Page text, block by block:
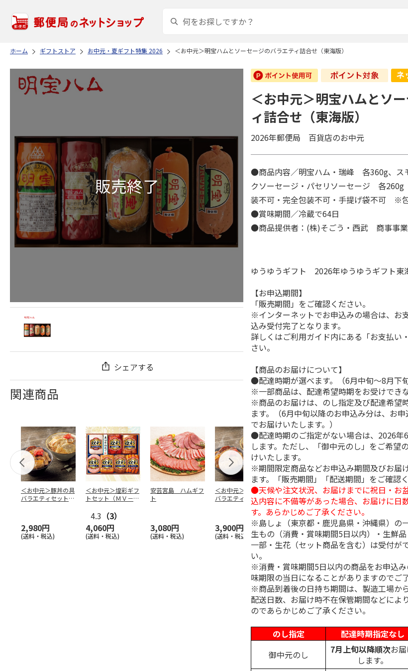
ホーム ギフトストア お中元・夏ギフト特集 2026 ＜お中元＞明宝ハムとソーセージのバラエティ詰合せ（東海版）
シェアする
関連商品
＜お中元＞豚丼の具
バラエティセット
2,980円
(送料・税込)
＜お中元＞煌彩ギフ
トセット（ＭＶ－５
4.3 （3）
4,060円
(送料・税込)
安芸宮島 ハムギフ
ト
3,080円
(送料・税込)
＜お中元＞豚丼の具
バラエティセット
3,900円
(送料・税込)
＜お中元＞【冷凍】
６種類のお肉ソムリ
エアソートＢＯＸ
5,980円
(送料・税込)
＜お中元＞やまがた
雪豚ロースみそ漬７
０ｇ×６
5.0（1）
3,780円
(送料・税込)
＜お中元＞明宝ハムとソ
ィ詰合せ（東海版）
2026年郵便局 百貨店のお中元
●商品内容／明宝ハム・瑞峰 各360g、ス
クソーセージ・パセリソーセージ 各
装不可・完全包装不可・手提げ袋不可 ※
●賞味期間／冷蔵で64日
●商品提供者：(株)そごう・西武 商事事
ゆうゆうギフト 2026年ゆうゆうギフト
【お申込期間】
「販売期間」をご確認ください。
※インターネットでお申込みの場合は、お
込み受付完了となります。
詳しくはご利用ガイド内にある「お支払い
さい。
【商品のお届けについて】
●配達時期が選べます。（6月中旬～8月下
※一部商品は、配達希望時期をお受けでき
※商品のお届けは、のし指定及び配達希望
ます。（6月中旬以降のお申込み分は、お
でお届けいたします。）
●配達時期のご指定がない場合は、2026年
します。ただし、「御中元のし」をご希望
けいたします。
※期間限定商品などお申込み期間及びお届
ます。「販売期間」「配送期間」をご確認く
●天候や注文状況、お届けまでに祝日・お
込内容に不備等があった場合、お届けに日
す。あらかじめご了承ください。
※島しょ（東京都・鹿児島県・沖縄県）の
生もの（消費・賞味期間5日以内）・生鮮
一部・生花（セット商品を含む）は受付が
い。
※消費・賞味期間5日以内の商品をお申込
味期限の当日になることがありますのでご
※商品到着後の日持ち期間は、製造工場か
配送日数、お届け時不在保管期間などによ
のであらかじめご了承ください。
のし指定
配達時期指定なし
御中元のし
7月上旬以降順次お
します。